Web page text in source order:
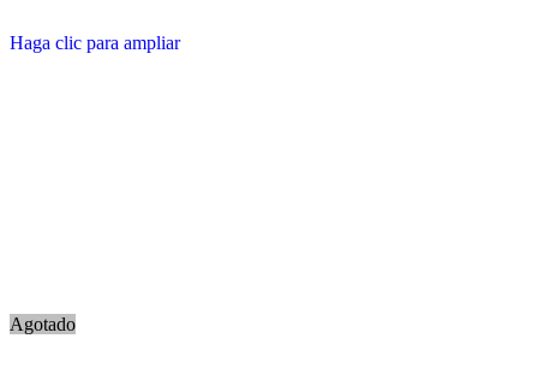
Haga clic para ampliar
Agotado